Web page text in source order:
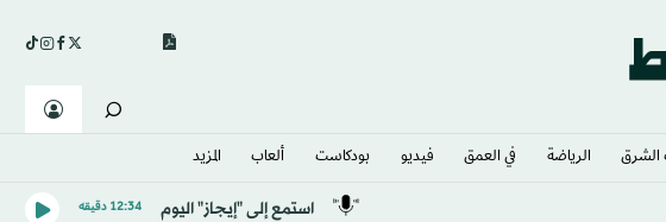
الشرق​ الرياضة في العمق فيديو بودكاست ألعاب المزيد
استمع إلى "إيجاز" اليوم 12:34 دقيقه